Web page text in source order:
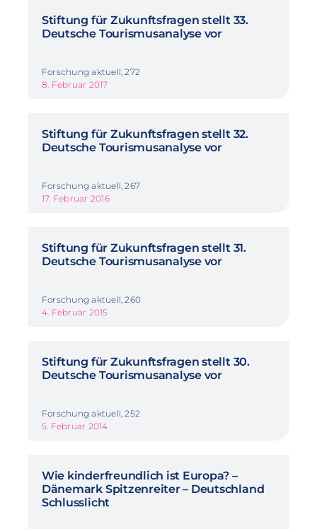
Stiftung für Zukunftsfragen stellt 33.
Deutsche Tourismusanalyse vor
Forschung aktuell, 272
8. Februar 2017
Stiftung für Zukunftsfragen stellt 32.
Deutsche Tourismusanalyse vor
Forschung aktuell, 267
17. Februar 2016
Stiftung für Zukunftsfragen stellt 31.
Deutsche Tourismusanalyse vor
Forschung aktuell, 260
4. Februar 2015
Stiftung für Zukunftsfragen stellt 30.
Deutsche Tourismusanalyse vor
Forschung aktuell, 252
5. Februar 2014
Wie kinderfreundlich ist Europa? –
Dänemark Spitzenreiter – Deutschland
Schlusslicht